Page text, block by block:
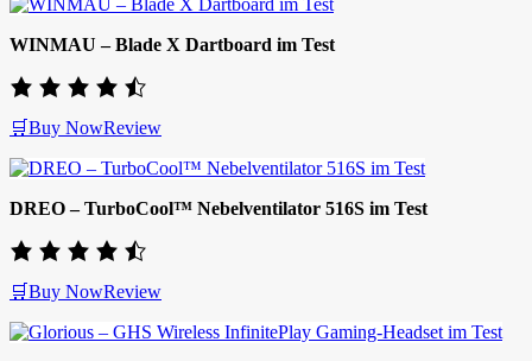
WINMAU – Blade X Dartboard im Test
🛒Buy NowReview
DREO – TurboCool™ Nebelventilator 516S im Test
🛒Buy NowReview